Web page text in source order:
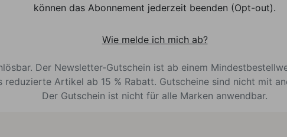
können das Abonnement jederzeit beenden (Opt-out).
Wie melde ich mich ab?
Der Newsletter-Gutschein ist ab einem
reduzierte Artikel ab 15 % Rabatt. Gutscheine sind nicht mit
Der Gutschein ist nicht für alle Marken anwendbar.